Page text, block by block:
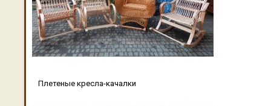
Плетеные кресла-качалки